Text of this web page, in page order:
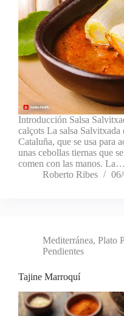
Introducción Salsa
calçots La salsa Salvitxada
Cataluña, que se usa para
unas cebollas tiernas que
comen con las manos. La…
Roberto Ribes
Mediterránea, Plato
Pendientes
Tajine Marroquí